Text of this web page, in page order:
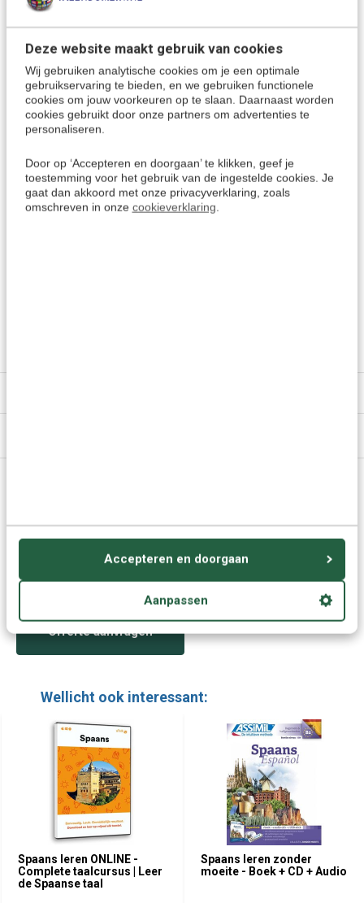
Deze website maakt gebruik van cookies
Wij gebruiken analytische cookies om je een optimale
gebruikservaring te bieden, en we gebruiken functionele
cookies om jouw voorkeuren op te slaan. Daarnaast worden
cookies gebruikt door onze partners om advertenties te
personaliseren.
Door op ‘Accepteren en doorgaan’ te klikken, geef je
toestemming voor het gebruik van de ingestelde cookies. Je
gaat dan akkoord met onze privacyverklaring, zoals
omschreven in onze cookieverklaring.
Accepteren en doorgaan
Aanpassen
Spaanse taal.
Na het bestuderen van het boek, beheers je voldoende
woorden en zinsconstructies om de Spaanse taal vlot te
gebruiken en te verstaan.
Eenvoudig Spaans leren?
Leerboeken en Cursussen Spaans> Alle keuzes
Vraag het onze experts.
Grotere aantallen
nodig?
Offerte aanvragen
Wellicht ook interessant:
Spaans leren ONLINE -
Complete taalcursus | Leer
de Spaanse taal
Spaans leren zonder
moeite - Boek + CD + Audio